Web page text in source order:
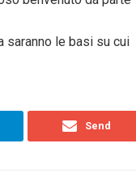
saranno le basi su cui
Send